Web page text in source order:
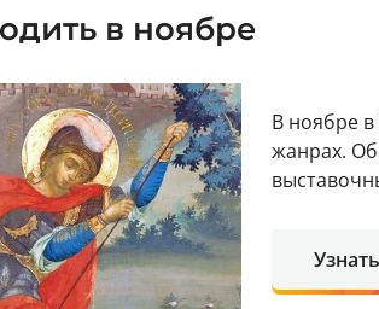
в ноябре
В ноябре
жанрах.